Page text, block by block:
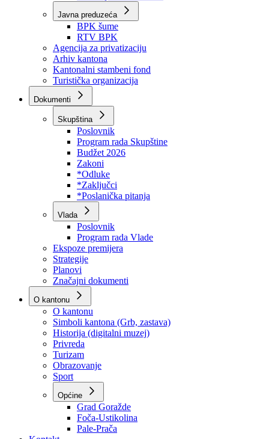
Direkcija za robne rezerve
Direkcija za ceste
Direkcija za šumarstvo
Javna preduzeća
BPK šume
RTV BPK
Agencija za privatizaciju
Arhiv kantona
Kantonalni stambeni fond
Turistička organizacija
Dokumenti
Skupština
Poslovnik
Program rada Skupštine
Budžet 2026
Zakoni
*Odluke
*Zaključci
*Poslanička pitanja
Vlada
Poslovnik
Program rada Vlade
Ekspoze premijera
Strategije
Planovi
Značajni dokumenti
O kantonu
O kantonu
Simboli kantona (Grb, zastava)
Historija (digitalni muzej)
Privreda
Turizam
Obrazovanje
Sport
Općine